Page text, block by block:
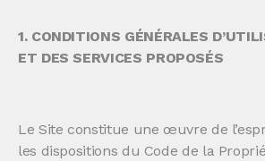
1. CONDITIONS GÉNÉRALES
ET DES SERVICES PROPOSÉS
Le Site constitue une œuvre de
les dispositions du Code de la